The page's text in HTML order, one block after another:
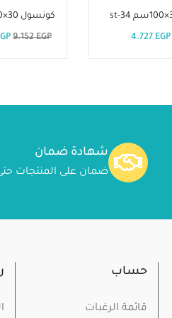
4.727 EGP
كونسول 30×100سم st-25
9.152EGP
شهادة ضمان
ضمان على المنتجات حتى
حساب
قائمة الرغبات